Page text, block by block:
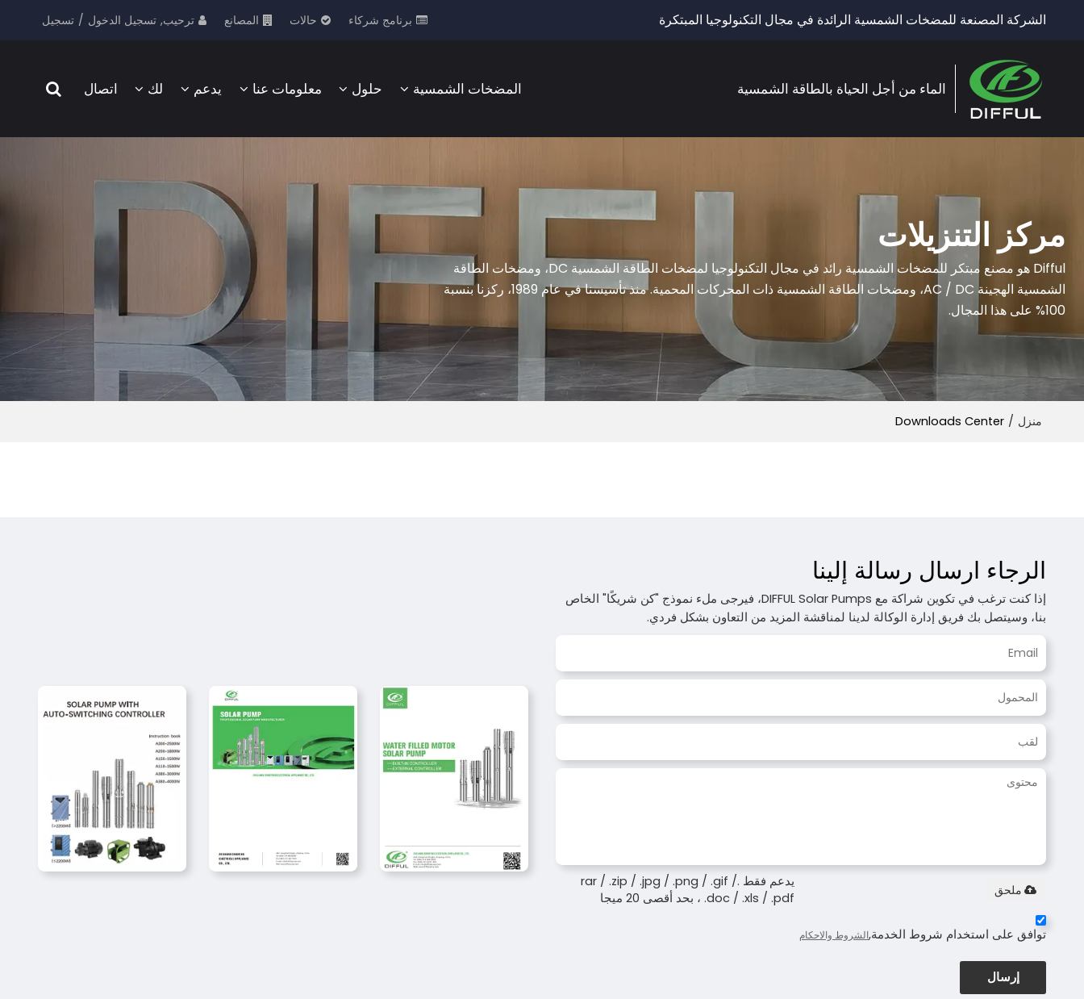
الشركة المصنعة للمضخات الشمسية الرائدة في مجال التكنولوجيا المبتكرة برنامج شركاء حالات المصانع ترحيب, تسجيل الدخول / تسجيل
الماء من أجل الحياة بالطاقة الشمسية المضخات الشمسية حلول معلومات عنا يدعم لك اتصال
مركز التنزيلات
Difful هو مصنع مبتكر للمضخات الشمسية رائد في مجال التكنولوجيا لمضخات الطاقة الشمسية DC، ومضخات الطاقة
الشمسية الهجينة AC / DC، ومضخات الطاقة الشمسية ذات المحركات المحمية. منذ تأسيسنا في عام 1989، ركزنا بنسبة
100% على هذا المجال.
منزل /
Downloads Center
الرجاء ارسال رسالة إلينا
إذا كنت ترغب في تكوين شراكة مع DIFFUL Solar Pumps، فيرجى ملء نموذج "كن شريكًا" الخاص
بنا، وسيتصل بك فريق إدارة الوكالة لدينا لمناقشة المزيد من التعاون بشكل فردي.
يدعم فقط .rar / .zip / .jpg / .png / .gif /
.doc / .xls / .pdf ، بحد أقصى 20 ميجا
ملحق
توافق على استخدام شروط الخدمة,الشروط والاحكام
إرسال